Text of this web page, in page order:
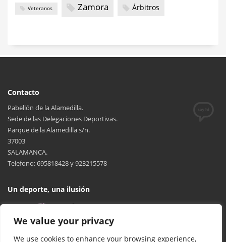
We value your privacy
We use cookies to enhance your browsing experience,
Veteranos Zamora Árbitros
Contacto
Pabellón de la Alamedilla.
Sede de las Delegaciones Deportivas.
Parque de la Alamedilla s/n.
37003
SALAMANCA.
Telefono: 695818428 y 923215578
Un deporte, una ilusión